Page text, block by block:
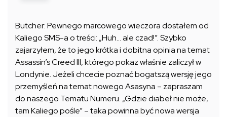
Butcher: Pewnego marcowego wieczora dostałem od
Kaliego SMS-a o treści: „Huh… ale czad!”. Szybko
zajarzyłem, że to jego krótka i dobitna opinia na temat
Assassin’s Creed III, którego pokaz właśnie zaliczył w
Londynie. Jeżeli chcecie poznać bogatszą wersję jego
przemyśleń na temat nowego Asasyna – zapraszam
do naszego Tematu Numeru. „Gdzie diabeł nie może,
tam Kaliego pośle” – taka powinna być nowa wersja